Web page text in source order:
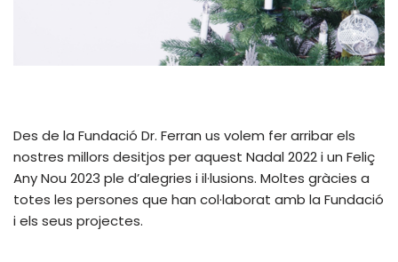
Des de la Fundació Dr. Ferran us volem fer arribar els
nostres millors desitjos per aquest Nadal 2022 i un Feliç
Any Nou 2023 ple d’alegries i il·lusions. Moltes gràcies a
totes les persones que han col·laborat amb la Fundació
i els seus projectes.